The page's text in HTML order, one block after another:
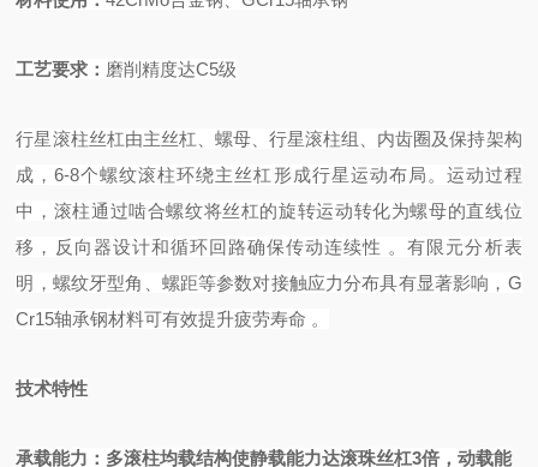
工艺要求 ： 磨削精度达C5级
行星滚柱丝杠由主丝杠、螺母、行星滚柱组、内齿圈及保持架构
成，6-8个螺纹滚柱环绕主丝杠形成行星运动布局。运动过程
中，滚柱通过啮合螺纹将丝杠的旋转运动转化为螺母的直线位
移，反向器设计和循环回路确保传动连续性 。有限元分析表
明，螺纹牙型角、螺距等参数对接触应力分布具有显著影响， G
Cr15轴承钢材料可有效提升疲劳寿命 。
技术特性
承载能力 ：多滚柱均载结构使静载能力达滚珠丝杠3倍，动载能